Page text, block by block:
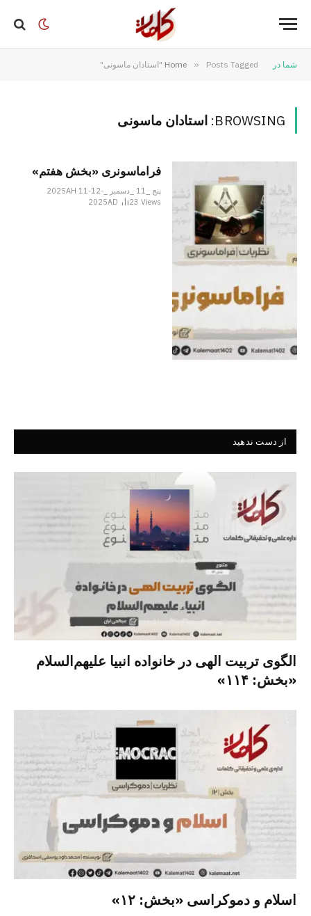
شما در Home » Posts Tagged "استادان ماسونی"
BROWSING: استادان ماسونی
فراماسونری «بخش هفتم»
پنج _11 _دسمبر _2025AH 11-12-
2025AD
23Views
از دست ندهید
الگوی تربیت الهی در خانواده انبیا‌‌ علیهم‌السلام
«بخش: ۱۱۴»
اسلام و دموکراسی «بخش: ۱۲»